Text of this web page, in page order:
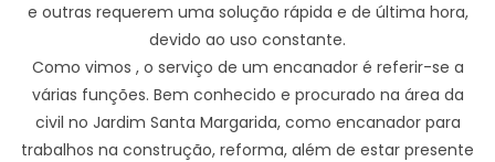
e outras requerem uma solução rápida e de última hora,
devido ao uso constante.
Como vimos , o serviço de um encanador é referir-se a
várias funções. Bem conhecido e procurado na área da
civil no Jardim Santa Margarida, como encanador para
trabalhos na construção, reforma, além de estar presente